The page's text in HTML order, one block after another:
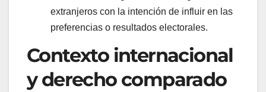
extranjeros con la intención de influir en las
preferencias o resultados electorales.
Contexto internacional
y derecho comparado